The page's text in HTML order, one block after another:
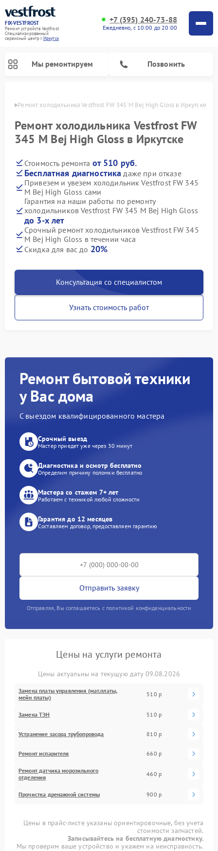
FIX-VESTFROST
Ремонт устройств Vestfrost
Специализированный
cервисный центр г.Иркутск
+7 (395) 240-73-88
Ежедневно, с 10:00 до 20:00
Мы ремонтируем Позвонить
Ремонт холодильника Vestfrost FW 345 M Bej High Gloss в Иркутске
Ремонт холодильника Vestfrost FW
345 M Bej High Gloss в Иркутске
Стоимость ремонта от 510 руб.
Бесплатная диагностика даже при отказе
Привезем и увезем холодильник Vestfrost FW 345
M Bej High Gloss сами
Гарантия на наши работы по ремонту
холодильников Vestfrost FW 345 M Bej High Gloss
до 3-х лет
Срочный ремонт холодильников Vestfrost FW 345
M Bej High Gloss в течении часа
Скидка для вас до 20%
Консультация со специалистом
Узнать стоимость работ
Ремонт бытовой техники
у Вас дома
С выездом квалифицированного мастера
Срочный выезд
Мастер приедет уже через 30 минут
Диагностика и осмотр бесплатно
Определим причину поломки бесплатно
Мастера со стажем 7+ лет
Работаем с техникой любой сложности
Гарантия до 12 месяцев
Составляем договор, предоставляем гарантию
Отправить заявку
Отправляя, Вы соглашаетесь с политикой конфиденциальности
Цены на услуги ремонта
Цены актуальны на текущую дату 09.08.2026
Замена платы управления (мат.платы,
мейн платы)
510 р
Замена ТЭН 510 р
Устранение засора трубопровода 810 р
Ремонт испарителя 660 р
Ремонт датчика морозильного
отделения
460 р
Прочистка дренажной системы 900 р
Цены в прайс-листе указаны ориентировочные, без учета
стоимости запчастей.
Записывайтесь на бесплатную диагностику.
Мы проверим ваше устройство и укажем на неисправность.